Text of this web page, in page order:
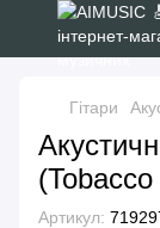
Гітари
Артикул: